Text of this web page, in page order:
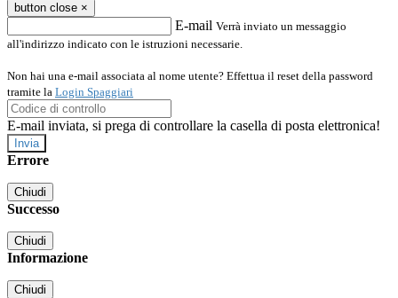
button close ×
E-mail Verrà inviato un messaggio
all'indirizzo indicato con le istruzioni necessarie.
Non hai una e-mail associata al nome utente? Effettua il reset della password
tramite la Login Spaggiari
E-mail inviata, si prega di controllare la casella di posta elettronica!
Errore
Chiudi
Successo
Chiudi
Informazione
Chiudi